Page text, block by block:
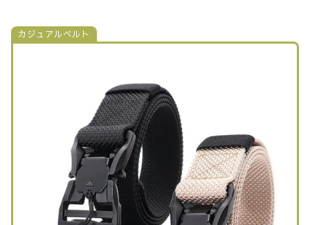
カジュアルベルト